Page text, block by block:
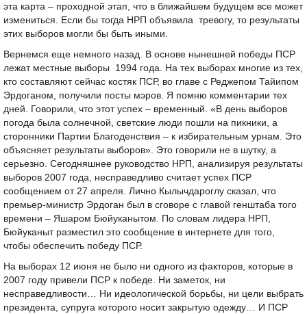
эта карта – проходной этап, что в ближайшем будущем все может
измениться. Если бы тогда НРП объявила тревогу, то результаты
этих выборов могли бы быть иными.
Вернемся еще немного назад. В основе нынешней победы ПСР
лежат местные выборы 1994 года. На тех выборах многие из тех,
кто составляют сейчас костяк ПСР, во главе с Реджепом Тайипом
Эрдоганом, получили посты мэров. Я помню комментарии тех
дней. Говорили, что этот успех – временный. «В день выборов
погода была солнечной, светские люди пошли на пикники, а
сторонники Партии Благоденствия – к избирательным урнам. Это
объясняет результаты выборов». Это говорили не в шутку, а
серьезно. Сегодняшнее руководство НРП, анализируя результаты
выборов 2007 года, несправедливо считает успех ПСР
сообщением от 27 апреля. Лично Кылычдароглу сказал, что
премьер-министр Эрдоган был в сговоре с главой генштаба того
времени – Яшаром Бюйуканытом. По словам лидера НРП,
Бюйуканыт разместил это сообщение в интернете для того,
чтобы обеспечить победу ПСР.
На выборах 12 июня не было ни одного из факторов, которые в
2007 году привели ПСР к победе. Ни заметок, ни
несправедливости… Ни идеологической борьбы, ни цели выбрать
президента, супруга которого носит закрытую одежду… И ПСР